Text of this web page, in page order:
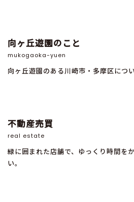
向ヶ丘遊園のこと
mukogaoka-yuen
向ヶ丘遊園のある川崎市・多摩区につい
不動産売買
real estate
緑に囲まれた店舗で、ゆっくり時間を
い。